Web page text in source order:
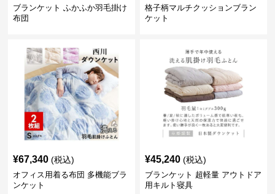
ブランケット ふかふか羽毛掛け
布団
格子柄マルチクッションブラン
ケット
¥67,340 (税込)
オフィス用着る布団 多機能ブラ
ンケット
¥45,240 (税込)
ブランケット 超軽量 アウトドア
用キルト寝具